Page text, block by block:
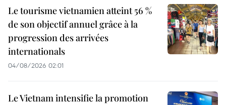
Le tourisme vietnamien atteint 56 %
de son objectif annuel grâce à la
progression des arrivées
internationals
04/08/2026 02:01
Le Vietnam intensifie la promotion